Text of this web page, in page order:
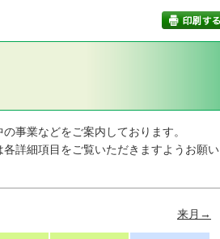
事業などをご案内しております。
詳細項目をご覧いただきますようお願い
来月→